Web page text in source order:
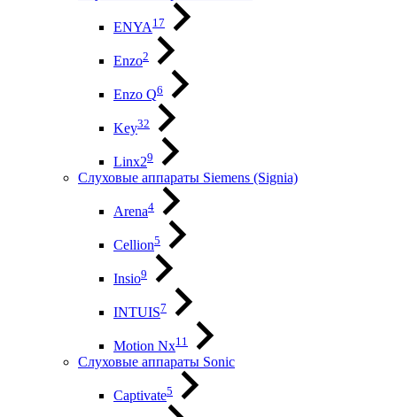
ENYA17
Enzo2
Enzo Q6
Key32
Linx29
Слуховые аппараты Siemens (Signia)
Arena4
Cellion5
Insio9
INTUIS7
Motion Nx11
Слуховые аппараты Sonic
Captivate5